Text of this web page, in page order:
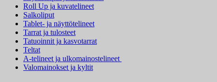
Roll Up ja kuvatelineet
Salkoliput
Tablet- ja näyttötelineet
Tarrat ja tulosteet
Tatuoinnit ja kasvotarrat
Teltat
A-telineet ja ulkomainostelineet
Valomainokset ja kyltit